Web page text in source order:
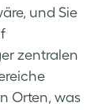
und Sie
zentralen
Orten, was